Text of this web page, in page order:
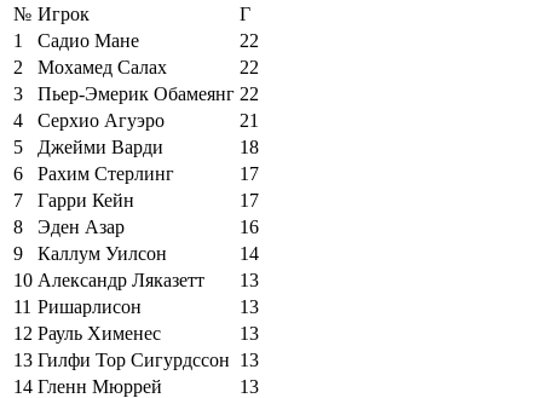
№ Игрок
Г
1
Садио Мане
22
2
Мохамед Салах
22
3
Пьер-Эмерик Обамеянг 22
4
Серхио Агуэро
21
5
Джейми Варди
18
6
Рахим Стерлинг
17
7
Гарри Кейн
17
8
Эден Азар
16
9
Каллум Уилсон
14
10 Александр Ляказетт
13
11 Ришарлисон
13
12 Рауль Хименес
13
13 Гилфи Тор Сигурдссон 13
14 Гленн Мюррей
13